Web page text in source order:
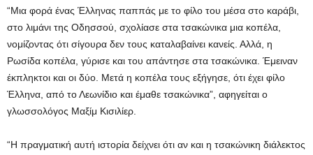
“Μια φορά ένας Έλληνας παππάς με το φίλο του μέσα στο καράβι,
στο λιμάνι της Οδησσού, σχολίασε στα τσακώνικα μια κοπέλα,
νομίζοντας ότι σίγουρα δεν τους καταλαβαίνει κανείς. Αλλά, η
Ρωσίδα κοπέλα, γύρισε και του απάντησε στα τσακώνικα. Έμειναν
έκπληκτοι και οι δύο. Μετά η κοπέλα τους εξήγησε, ότι έχει φίλο
Έλληνα, από το Λεωνίδιο και έμαθε τσακώνικα”, αφηγείται ο
γλωσσολόγος Μαξίμ Κισιλίερ.
“Η πραγματική αυτή ιστορία δείχνει ότι αν και η τσακώνικη διάλεκτος